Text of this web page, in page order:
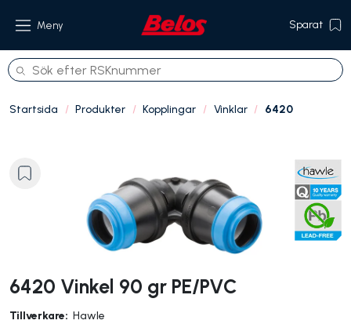
Meny Sparat
Om oss
Kontakt
Startsida Produkter Kopplingar Vinklar 6420
6420 Vinkel 90 gr PE/PVC
Tillverkare: Hawle